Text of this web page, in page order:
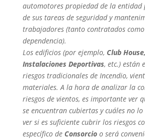
automotores propiedad de la
de sus tareas de seguridad y
trabajadores (tanto contratados
dependencia).
Los edificios (por ejemplo, Club
Instalaciones Deportivas, etc.) están
riesgos tradicionales de Incendio,
materiales. A la hora de analizar la
riesgos de vientos, es importante ver
se encuentran cubiertas y cuáles no
ver si es suficiente cubrir los riesgos
específico de Consorcioo será